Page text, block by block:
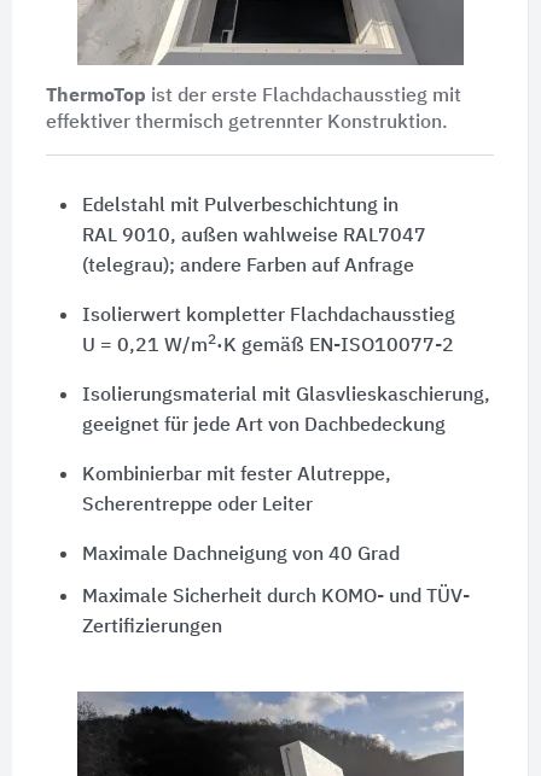
ThermoTop ist der erste Flachdachausstieg mit
effektiver thermisch getrennter Konstruktion.
Edelstahl mit Pulverbeschichtung in
RAL 9010, außen wahlweise RAL7047
(telegrau); andere Farben auf Anfrage
Isolierwert kompletter Flachdachausstieg
U = 0,21 W/m2·K gemäß EN-ISO10077-2
Isolierungsmaterial mit Glasvlieskaschierung,
geeignet für jede Art von Dachbedeckung
Kombinierbar mit fester Alutreppe,
Scherentreppe oder Leiter
Maximale Dachneigung von 40 Grad
Maximale Sicherheit durch KOMO- und TÜV-
Zertifizierungen